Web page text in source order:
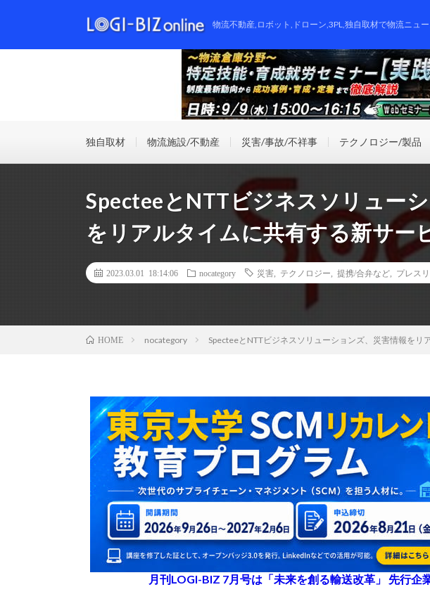
物流不動産,ロボット,ドローン,3PL,独自取材で物流ニュ
独自取材 物流施設/不動産 災害/事故/不祥事 テクノロジー/製品
SpecteeとNTTビジネスソリュー
をリアルタイムに共有する新サー
2023.03.01 18:14:06 nocategory 災害 テクノロジー 提携/合弁など プレス
HOME nocategory SpecteeとNTTビジネスソリューションズ、災害情報をリ
月刊LOGI-BIZ 7月号は「未来を創る輸送改革」 先行企